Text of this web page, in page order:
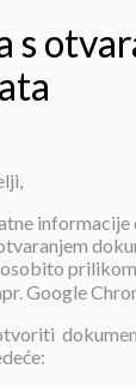
informacije
Google